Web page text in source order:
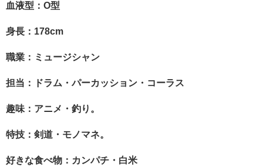
血液型：O型
身長：178cm
職業：ミュージシャン
担当：ドラム・パーカッション・コーラス
趣味：アニメ・釣り。
特技：剣道・モノマネ。
好きな食べ物：カンパチ・白米